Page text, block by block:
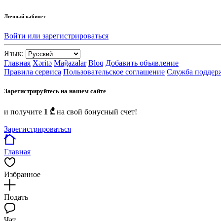
Личный кабинет
Войти или зарегистрироваться
Язык:
Главная Xəritə Mağazalar Bloq Добавить объявление
Правила сервиса Пользовательское соглашение Служба
Зарегистрируйтесь на нашем сайте
и получите 1 ₾ на свой бонусный счет!
Зарегистрироваться
Главная
Избранное
Подать